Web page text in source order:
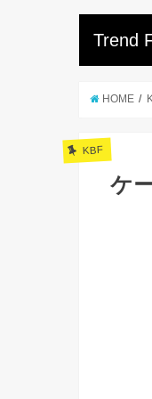
Trend
HOME
KBF
ケ